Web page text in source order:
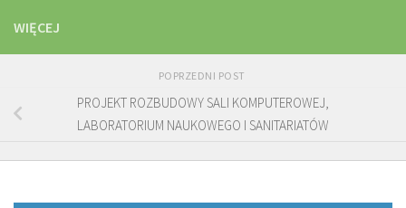
WIĘCEJ
POPRZEDNI POST
PROJEKT ROZBUDOWY SALI KOMPUTEROWEJ,
LABORATORIUM NAUKOWEGO I SANITARIATÓW